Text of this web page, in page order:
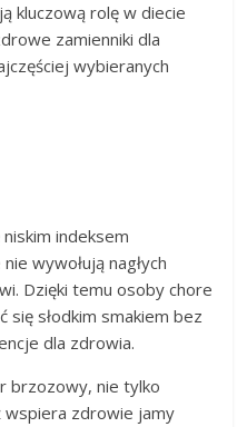
kluczową rolę w diecie
zamienniki dla
wybieranych
indeksem
wywołują nagłych
Dzięki temu osoby chore
się słodkim smakiem bez
dla zdrowia.
brzozowy, nie tylko
wspiera zdrowie jamy